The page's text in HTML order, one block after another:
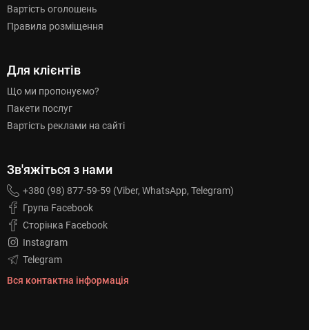
Вартість оголошень
Правила розміщення
Для клієнтів
Що ми пропонуємо?
Пакети послуг
Вартість реклами на сайті
Зв'яжіться з нами
+380 (98) 877-59-59 (Viber, WhatsApp, Telegram)
Група Facebook
Сторінка Facebook
Instagram
Telegram
Вся контактна інформація